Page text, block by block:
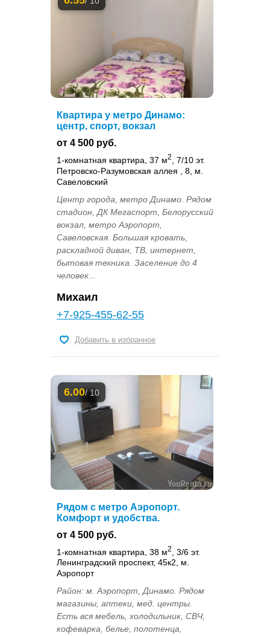
Квартира у метро Динамо:
центр, спорт, вокзал
от 4 500 руб.
1-комнатная квартира, 37 м2
, 7/10 эт.
Петровско-Разумовская аллея , 8, м.
Савеловский
Центр города, метро Динамо. Рядом
стадион, ДК Мегаспорт, Белорусский
вокзал, метро Аэропорт,
Савеловская. Большая кровать,
раскладной диван, ТВ, интернет,
бытовая техника. Заселение до 4
человек...
Михаил
+7-925-455-62-55
Добавить в избранное
6.00/ 10
Рядом с метро Аэропорт.
Комфорт и удобства.
от 4 500 руб.
1-комнатная квартира, 38 м2
, 3/6 эт.
Ленинградский проспект, 45к2, м.
Аэропорт
Район: м. Аэропорт, Динамо. Рядом
магазины, аптеки, мед. центры.
Есть вся мебель, холодильник, СВЧ,
кофеварка, белье, полотенца,